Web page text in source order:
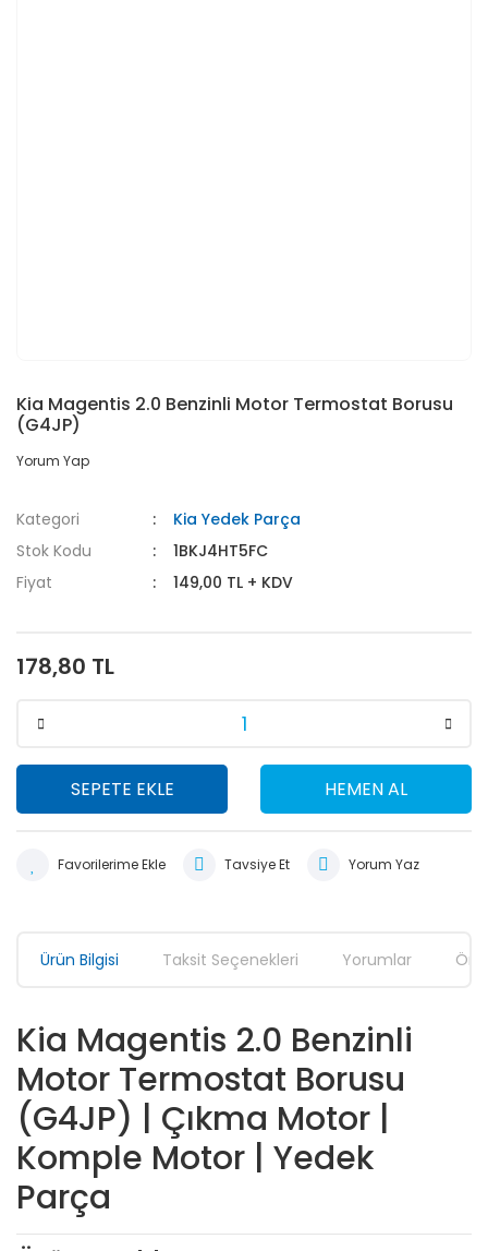
Kia Magentis 2.0 Benzinli Motor Termostat Borusu
(G4JP)
Yorum Yap
Kategori
Kia Yedek Parça
Stok Kodu
1BKJ4HT5FC
Fiyat
149,00 TL + KDV
178,80 TL
SEPETE EKLE HEMEN AL
Tavsiye Et Yorum Yaz
Ürün Bilgisi Taksit Seçenekleri Yorumlar
Kia Magentis 2.0 Benzinli
Motor Termostat Borusu
(G4JP) | Çıkma Motor |
Komple Motor | Yedek
Parça